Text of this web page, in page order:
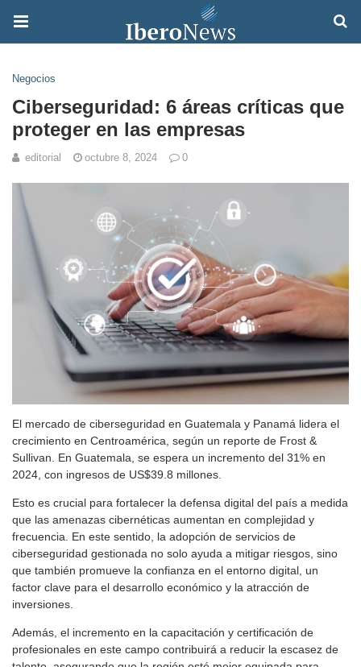
Negocios
Ciberseguridad: 6 áreas críticas que
proteger en las empresas
editorial octubre 8, 2024 0
El mercado de ciberseguridad en Guatemala y Panamá lidera el
crecimiento en Centroamérica, según un reporte de Frost &
Sullivan. En Guatemala, se espera un incremento del 31% en
2024, con ingresos de US$39.8 millones.
Esto es crucial para fortalecer la defensa digital del país a medida
que las amenazas cibernéticas aumentan en complejidad y
frecuencia. En este sentido, la adopción de servicios de
ciberseguridad gestionada no solo ayuda a mitigar riesgos, sino
que también promueve la confianza en el entorno digital, un
factor clave para el desarrollo económico y la atracción de
inversiones.
Además, el incremento en la capacitación y certificación de
profesionales en este campo contribuirá a reducir la escasez de